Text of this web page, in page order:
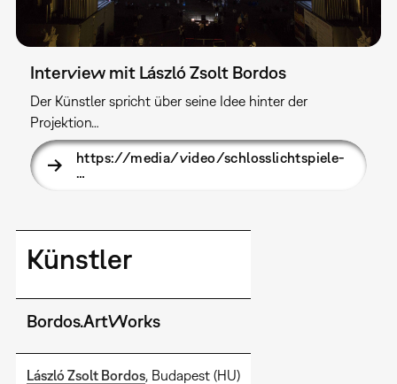
Interview mit László Zsolt Bordos
Der Künstler spricht über seine Idee hinter der
Projektion…
https://media/video/schlosslichtspiele-
…
Künstler
Bordos.ArtWorks
László Zsolt Bordos, Budapest (HU)